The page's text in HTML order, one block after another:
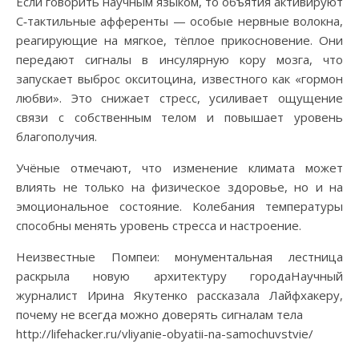
С‑тактильные афференты — особые нервные волокна,
реагирующие на мягкое, тёплое прикосновение. Они
передают сигналы в инсулярную кору мозга, что
запускает выброс окситоцина, известного как «гормон
любви». Это снижает стресс, усиливает ощущение
связи с собственным телом и повышает уровень
благополучия.
Учёные отмечают, что изменение климата может
влиять не только на физическое здоровье, но и на
эмоциональное состояние. Колебания температуры
способны менять уровень стресса и настроение.
Неизвестные Помпеи: монументальная лестница
раскрыла новую архитектуру городаНаучный
журналист Ирина Якутенко рассказала Лайфхакеру,
почему не всегда можно доверять сигналам тела
http://lifehacker.ru/vliyanie-obyatii-na-samochuvstvie/